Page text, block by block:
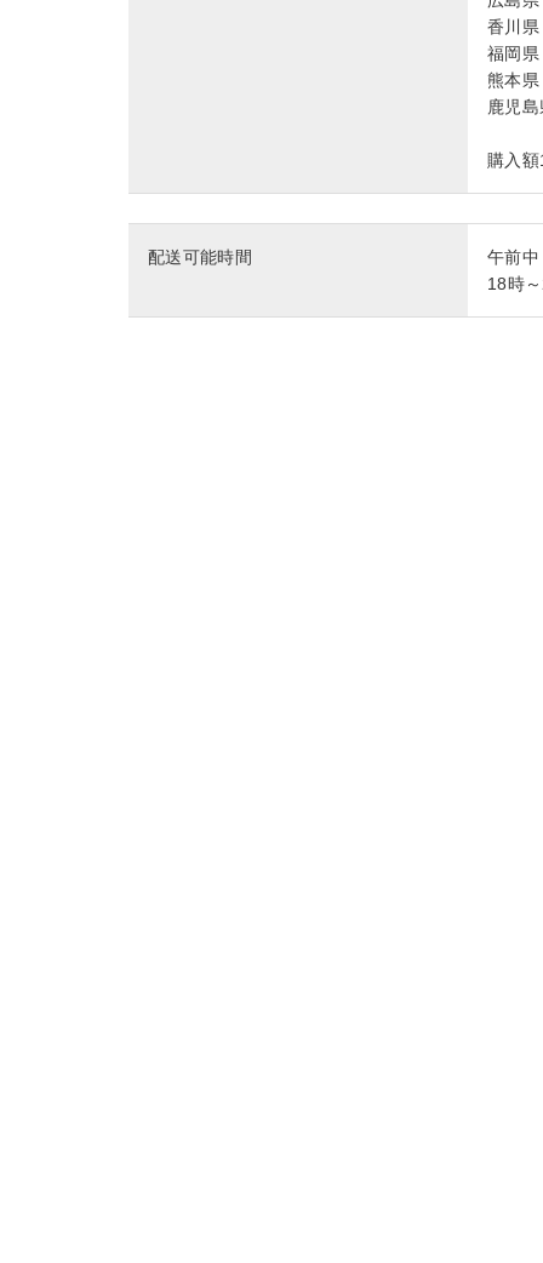
香川
福岡
熊本
鹿児
購入
配送可能時間
午前中
18時